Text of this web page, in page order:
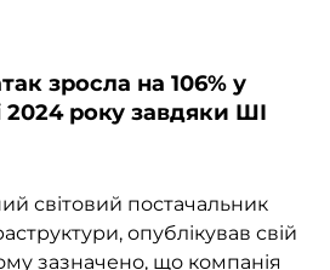
зросла на 106% у
2024 року завдяки ШІ
світовий постачальник
опублікував свій
зазначено, що компанія